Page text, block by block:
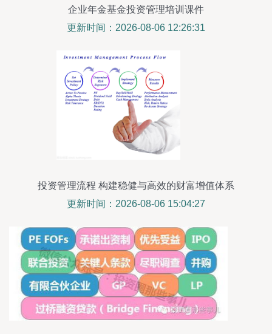
企业年金基金投资管理培训课件
更新时间：2026-08-06 12:26:31
投资管理流程 构建稳健与高效的财富增值体系
更新时间：2026-08-06 15:04:27